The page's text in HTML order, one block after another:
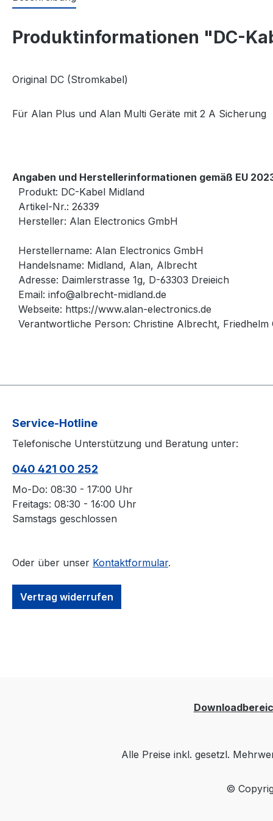
Produktinformationen "DC-
Original DC (Stromkabel)
Für Alan Plus und Alan Multi Geräte mit 2 A Sicherung
Angaben und Herstellerinformationen gemäß EU
Produkt: DC-Kabel Midland
Artikel-Nr.: 26339
Hersteller: Alan Electronics GmbH
Herstellername: Alan Electronics GmbH
Handelsname: Midland, Alan, Albrecht
Adresse: Daimlerstrasse 1g, D-63303 Dreieich
Email: info@albrecht-midland.de
Webseite: https://www.alan-electronics.de
Verantwortliche Person: Christine Albrecht, Friedhelm
Service-Hotline
Telefonische Unterstützung und Beratung unter:
040 421 00 252
Mo-Do: 08:30 - 17:00 Uhr
Freitags: 08:30 - 16:00 Uhr
Samstags geschlossen
Oder über unser Kontaktformular.
Vertrag widerrufen
Alle Preise inkl. gesetzl.
©